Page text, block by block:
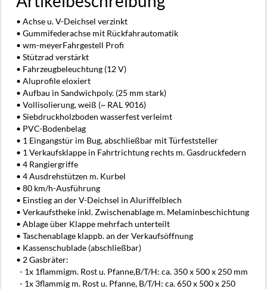
• Achse u. V-Deichsel verzinkt
• Gummifederachse mit Rückfahrautomatik
• wm-meyerFahrgestell Profi
• Stützrad verstärkt
• Fahrzeugbeleuchtung (12 V)
• Aluprofile eloxiert
• Aufbau in Sandwichpoly. (25 mm stark)
• Vollisolierung, weiß (~ RAL 9016)
• Siebdruckholzboden wasserfest verleimt
• PVC-Bodenbelag
• 1 Eingangstür im Bug, abschließbar mit Türfeststeller
• 1 Verkaufsklappe in Fahrtrichtung rechts m. Gasdruckfedern
• 4 Rangiergriffe
• 4 Ausdrehstützen m. Kurbel
• 80 km/h-Ausführung
• Einstieg an der V-Deichsel in Aluriffelblech
• Verkaufstheke inkl. Zwischenablage m. Melaminbeschichtung
• Ablage über Klappe mehrfach unterteilt
• Taschenablage klappb. an der Verkaufsöffnung
• Kassenschublade (abschließbar)
• 2 Gasbräter:
- 1x 1flammigm. Rost u. Pfanne,B/T/H: ca. 350 x 500 x 250 mm
- 1x 3flammig m. Rost u. Pfanne, B/T/H: ca. 650 x 500 x 250